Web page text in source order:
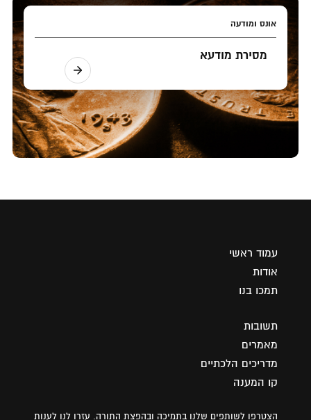
אונס ומודעה
מסירת מודעא
עמוד ראשי
אודות
תמכו בנו
תשובות
מאמרים
מדריכים הלכתיים
קו המענה
הצטרפו לשותפים שלנו בתמיכה ובהפצת התורה. עזרו לנו לענות